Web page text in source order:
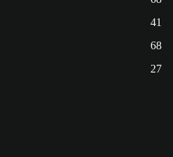
41
68
27